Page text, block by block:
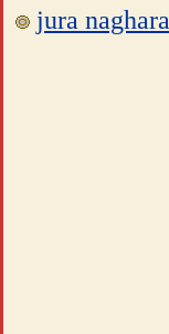
jura naghara